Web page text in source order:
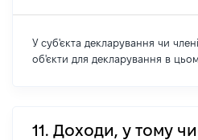
У суб'єкта декларування чи
об'єкти для декларування в
11. Доходи, у тому